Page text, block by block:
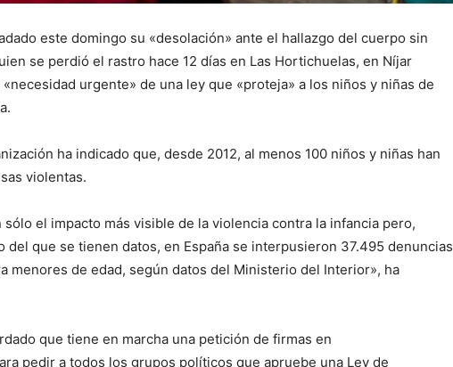
este domingo su «desolación» ante el hallazgo del cuerpo sin
se perdió el rastro hace 12 días en Las Hortichuelas, en Níjar
urgente» de una ley que «proteja» a los niños y niñas de
ha indicado que, desde 2012, al menos 100 niños y niñas han
violentas.
el impacto más visible de la violencia contra la infancia pero,
del que se tienen datos, en España se interpusieron 37.495 denuncias
menores de edad, según datos del Ministerio del Interior», ha
que tiene en marcha una petición de firmas en
pedir a todos los grupos políticos que apruebe una Ley de